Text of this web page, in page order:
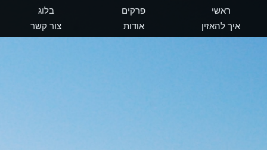
ראשי פרקים
בלוג
איך להאזין
אודות צור קשר